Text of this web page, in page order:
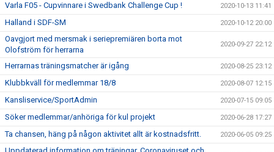
Varla F05 - Cupvinnare i Swedbank Challenge Cup ! 2020-10-13 11:41
Halland i SDF-SM 2020-10-12 20:00
Oavgjort med mersmak i seriepremiären borta mot
Olofström för herrarna
2020-09-27 22:12
Herrarnas träningsmatcher är igång 2020-08-25 23:12
Klubbkväll för medlemmar 18/8 2020-08-07 12:15
Kansliservice/SportAdmin 2020-07-15 09:05
Söker medlemmar/anhöriga för kul projekt 2020-06-28 17:27
Ta chansen, häng på någon aktivitet allt är kostnadsfritt. 2020-06-05 09:25